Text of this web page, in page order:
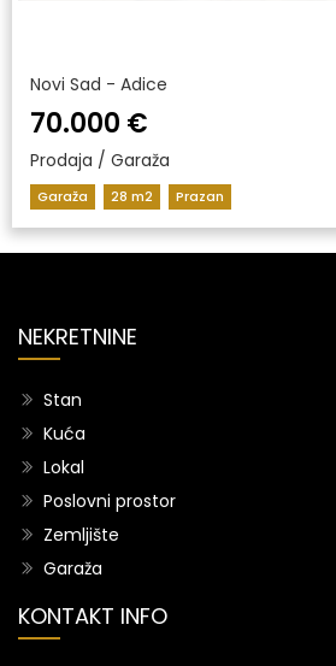
Novi Sad - Adice
70.000 €
Prodaja / Garaža
Garaža 28 m2 Prazan
NEKRETNINE
Stan
Kuća
Lokal
Poslovni prostor
Zemljište
Garaža
KONTAKT INFO